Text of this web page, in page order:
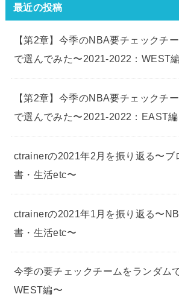
最近の投稿
【第2章】今季のNBA要チェックチ
で選んでみた〜2021-2022：WEST
【第2章】今季のNBA要チェックチ
で選んでみた〜2021-2022：EAST
ctrainerの2021年2月を振り返る〜ブ
書・生活etc〜
ctrainerの2021年1月を振り返る〜
書・生活etc〜
今季の要チェックチームをランダム
WEST編〜